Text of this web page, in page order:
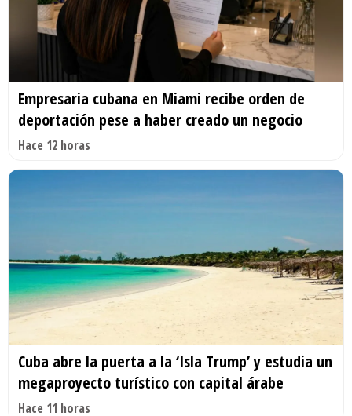
Empresaria cubana en Miami recibe orden de
deportación pese a haber creado un negocio
Hace 12 horas
Cuba abre la puerta a la ‘Isla Trump’ y estudia un
megaproyecto turístico con capital árabe
Hace 11 horas